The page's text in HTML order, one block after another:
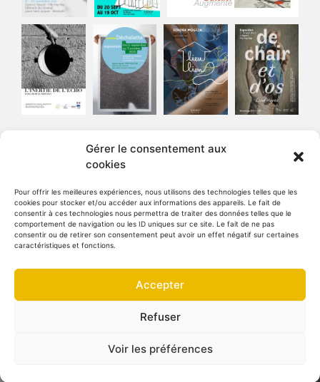
Gérer le consentement aux
cookies
Pour offrir les meilleures expériences, nous utilisons des technologies telles que les
cookies pour stocker et/ou accéder aux informations des appareils. Le fait de
consentir à ces technologies nous permettra de traiter des données telles que le
comportement de navigation ou les ID uniques sur ce site. Le fait de ne pas
consentir ou de retirer son consentement peut avoir un effet négatif sur certaines
caractéristiques et fonctions.
Accepter
Refuser
Voir les préférences
Collectif urbanisme & architecture
Permanences d’accueil :Mercredi / Jeudi : 10h -12h
Pixels & Code : digitale deluxe